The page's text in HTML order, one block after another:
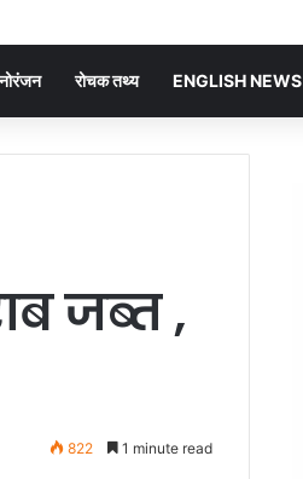
रोचक तथ्य ENGLISH NEWS
जब्त ,
822 1 minute read